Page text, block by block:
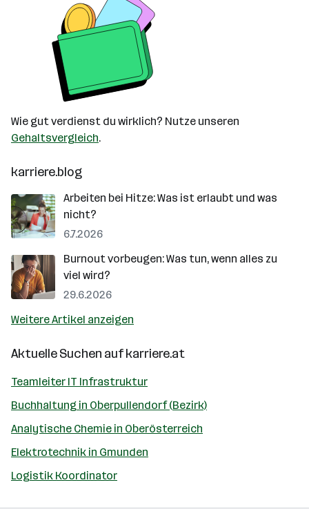
Wie gut verdienst du wirklich? Nutze unseren
Gehaltsvergleich.
karriere.blog
Arbeiten bei Hitze: Was ist erlaubt und was
nicht?
6.7.2026
Burnout vorbeugen: Was tun, wenn alles zu
viel wird?
29.6.2026
Weitere Artikel anzeigen
Aktuelle Suchen aufkarriere.at
Teamleiter IT Infrastruktur
Buchhaltung in Oberpullendorf (Bezirk)
Analytische Chemie in Oberösterreich
Elektrotechnik in Gmunden
Logistik Koordinator